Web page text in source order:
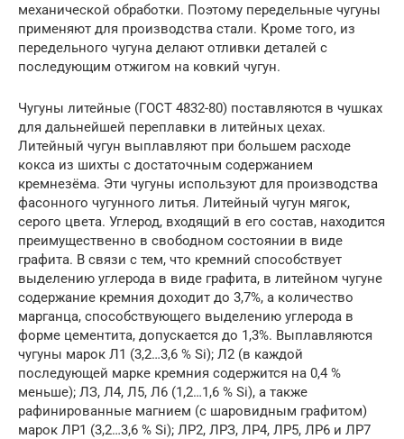
механической обработки. Поэтому передельные чугуны
применяют для производства стали. Кроме того, из
передельного чугуна делают отливки деталей с
последующим отжигом на ковкий чугун.
Чугуны литейные (ГОСТ 4832-80) поставляются в чушках
для дальнейшей переплавки в литейных цехах.
Литейный чугун выплавляют при большем расходе
кокса из шихты с достаточным содержанием
кремнезёма. Эти чугуны используют для производства
фасонного чугунного литья. Литейный чугун мягок,
серого цвета. Углерод, входящий в его состав, находится
преимущественно в свободном состоянии в виде
графита. В связи с тем, что кремний способствует
выделению углерода в виде графита, в литейном чугуне
содержание кремния доходит до 3,7%, а количество
марганца, способствующего выделению углерода в
форме цементита, допускается до 1,3%. Выплавляются
чугуны марок Л1 (3,2…3,6 % Si); Л2 (в каждой
последующей марке кремния содержится на 0,4 %
меньше); ЛЗ, Л4, Л5, Л6 (1,2…1,6 % Si), а также
рафинированные магнием (с шаровидным графитом)
марок ЛР1 (3,2…3,6 % Si); ЛР2, ЛРЗ, ЛР4, ЛР5, ЛР6 и ЛР7